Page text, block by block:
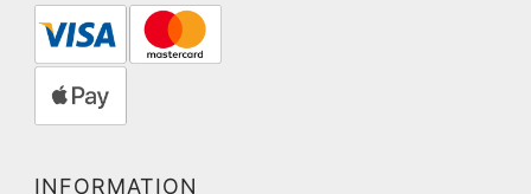
INFORMATION